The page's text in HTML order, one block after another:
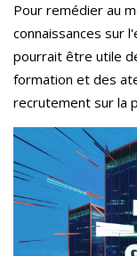
Pour remédier au
connaissances sur
pourrait être utile
formation et des
recrutement sur la